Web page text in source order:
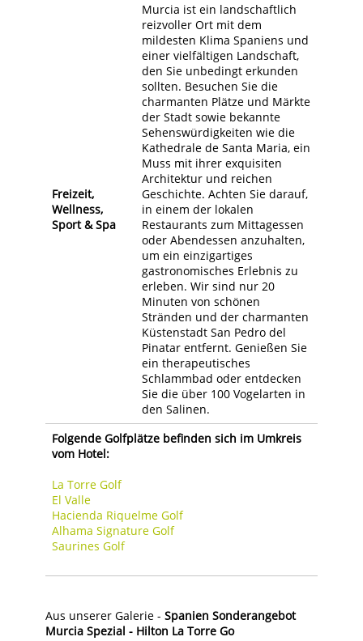
Freizeit,
Wellness,
Sport & Spa
Murcia ist ein landschaftlich
reizvoller Ort mit dem
mildesten Klima Spaniens und
einer vielfältigen Landschaft,
den Sie unbedingt erkunden
sollten. Besuchen Sie die
charmanten Plätze und Märkte
der Stadt sowie bekannte
Sehenswürdigkeiten wie die
Kathedrale de Santa Maria, ein
Muss mit ihrer exquisiten
Architektur und reichen
Geschichte. Achten Sie darauf,
in einem der lokalen
Restaurants zum Mittagessen
oder Abendessen anzuhalten,
um ein einzigartiges
gastronomisches Erlebnis zu
erleben. Wir sind nur 20
Minuten von schönen
Stränden und der charmanten
Küstenstadt San Pedro del
Pinatar entfernt. Genießen Sie
ein therapeutisches
Schlammbad oder entdecken
Sie die über 100 Vogelarten in
den Salinen.
Folgende Golfplätze befinden sich im Umkreis
vom Hotel:
La Torre Golf
El Valle
Hacienda Riquelme Golf
Alhama Signature Golf
Saurines Golf
Aus unserer Galerie - Spanien Sonderangebot
Murcia Spezial - Hilton La Torre Go